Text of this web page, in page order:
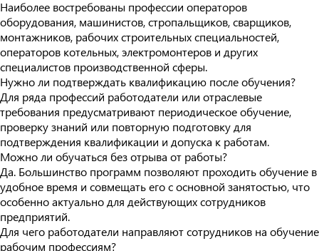
Наиболее востребованы профессии операторов
оборудования, машинистов, стропальщиков, сварщиков,
монтажников, рабочих строительных специальностей,
операторов котельных, электромонтеров и других
специалистов производственной сферы.
Нужно ли подтверждать квалификацию после обучения?
Для ряда профессий работодатели или отраслевые
требования предусматривают периодическое обучение,
проверку знаний или повторную подготовку для
подтверждения квалификации и допуска к работам.
Можно ли обучаться без отрыва от работы?
Да. Большинство программ позволяют проходить обучение в
удобное время и совмещать его с основной занятостью, что
особенно актуально для действующих сотрудников
предприятий.
Для чего работодатели направляют сотрудников на обучение
рабочим профессиям?